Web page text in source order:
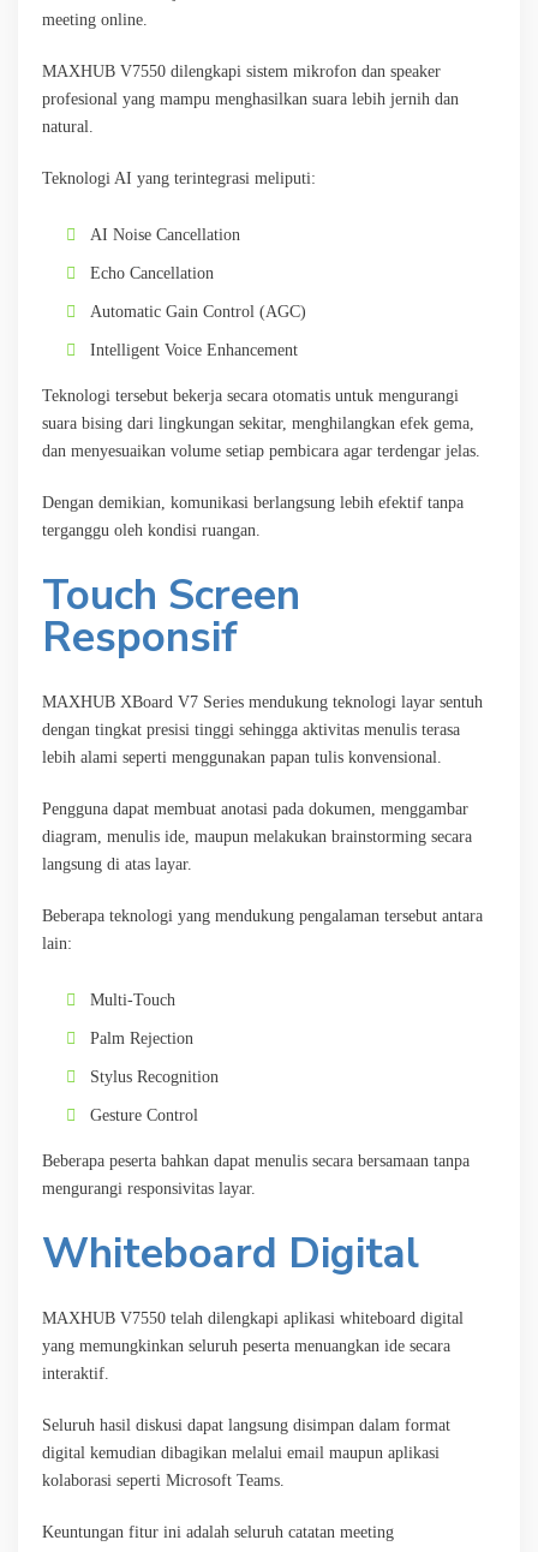
meeting online.
MAXHUB V7550 dilengkapi sistem mikrofon dan speaker
profesional yang mampu menghasilkan suara lebih jernih dan
natural.
Teknologi AI yang terintegrasi meliputi:
AI Noise Cancellation
Echo Cancellation
Automatic Gain Control (AGC)
Intelligent Voice Enhancement
Teknologi tersebut bekerja secara otomatis untuk mengurangi
suara bising dari lingkungan sekitar, menghilangkan efek gema,
dan menyesuaikan volume setiap pembicara agar terdengar jelas.
Dengan demikian, komunikasi berlangsung lebih efektif tanpa
terganggu oleh kondisi ruangan.
Touch Screen
Responsif
MAXHUB XBoard V7 Series mendukung teknologi layar sentuh
dengan tingkat presisi tinggi sehingga aktivitas menulis terasa
lebih alami seperti menggunakan papan tulis konvensional.
Pengguna dapat membuat anotasi pada dokumen, menggambar
diagram, menulis ide, maupun melakukan brainstorming secara
langsung di atas layar.
Beberapa teknologi yang mendukung pengalaman tersebut antara
lain:
Multi-Touch
Palm Rejection
Stylus Recognition
Gesture Control
Beberapa peserta bahkan dapat menulis secara bersamaan tanpa
mengurangi responsivitas layar.
Whiteboard Digital
MAXHUB V7550 telah dilengkapi aplikasi whiteboard digital
yang memungkinkan seluruh peserta menuangkan ide secara
interaktif.
Seluruh hasil diskusi dapat langsung disimpan dalam format
digital kemudian dibagikan melalui email maupun aplikasi
kolaborasi seperti Microsoft Teams.
Keuntungan fitur ini adalah seluruh catatan meeting